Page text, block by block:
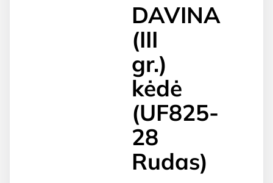
DAVINA
(III
gr.)
kėdė
(UF825-
28
Rudas)